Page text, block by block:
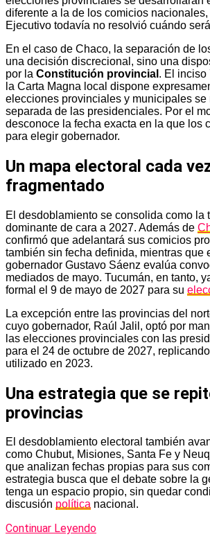
diferente a la de los comicios
Ejecutivo todavía no resolvió cuándo
En el caso de Chaco, la separación de
una decisión discrecional, sino una
por la Constitución provincial . El inciso
la Carta Magna local dispone
elecciones provinciales y municipales se
separada de las presidenciales. Por el
desconoce la fecha exacta en la que los
para elegir gobernador.
Un mapa electoral cada
fragmentado
El desdoblamiento se consolida como la
dominante de cara a 2027. Además de
confirmó que adelantará sus comicios
también sin fecha definida, mientras que
gobernador Gustavo Sáenz evalúa
mediados de mayo. Tucumán, en tanto,
formal el 9 de mayo de 2027 para su
La excepción entre las provincias del
cuyo gobernador, Raúl Jalil, optó por
las elecciones provinciales con las
para el 24 de octubre de 2027,
utilizado en 2023.
Una estrategia que se
provincias
El desdoblamiento electoral también
como Chubut, Misiones, Santa Fe y
que analizan fechas propias para sus
estrategia busca que el debate sobre la
tenga un espacio propio, sin quedar
discusión política nacional.
Continuar Leyendo